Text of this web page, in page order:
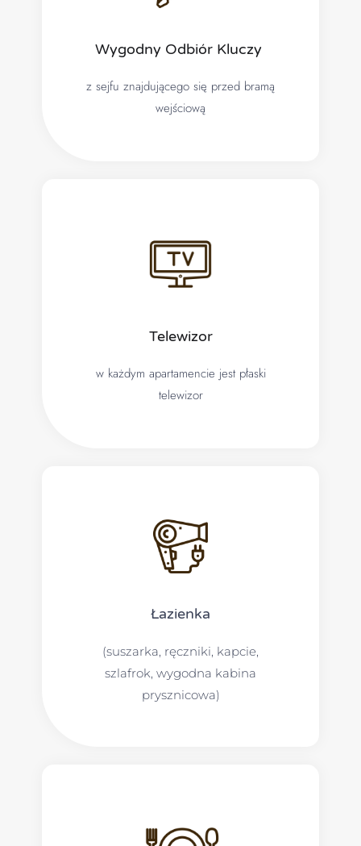
Wygodny Odbiór Kluczy ​
z sejfu znajdującego się przed bramą
wejściową
Telewizor
w każdym apartamencie jest płaski
telewizor
Łazienka
(suszarka, ręczniki, kapcie,
szlafrok, wygodna kabina
prysznicowa)